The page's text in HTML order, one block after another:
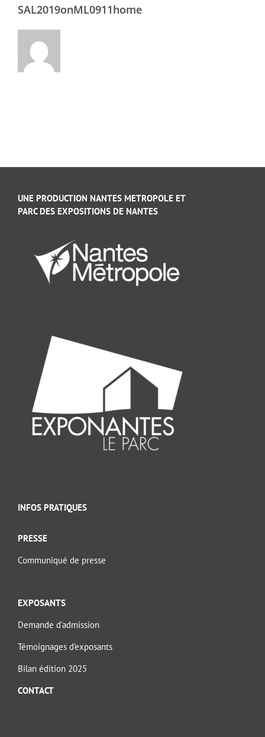
SAL2019onML0911home
UNE PRODUCTION NANTES METROPOLE ET
PARC DES EXPOSITIONS DE NANTES
INFOS PRATIQUES
PRESSE
Communiqué de presse
EXPOSANTS
Demande d’admission
Témoignages d’exposants
Bilan édition 2025
CONTACT